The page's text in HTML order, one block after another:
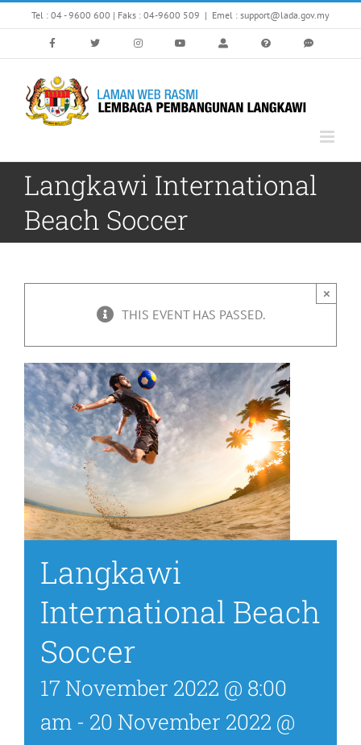
to
Tel : 04 - 9600 600 | Faks : 04-9600 509 | Emel : support@lada.gov.my
Langkawi International
Beach Soccer
THIS EVENT HAS PASSED.
×
Langkawi
International Beach
Soccer
17 November 2022 @ 8:00
am - 20 November 2022 @